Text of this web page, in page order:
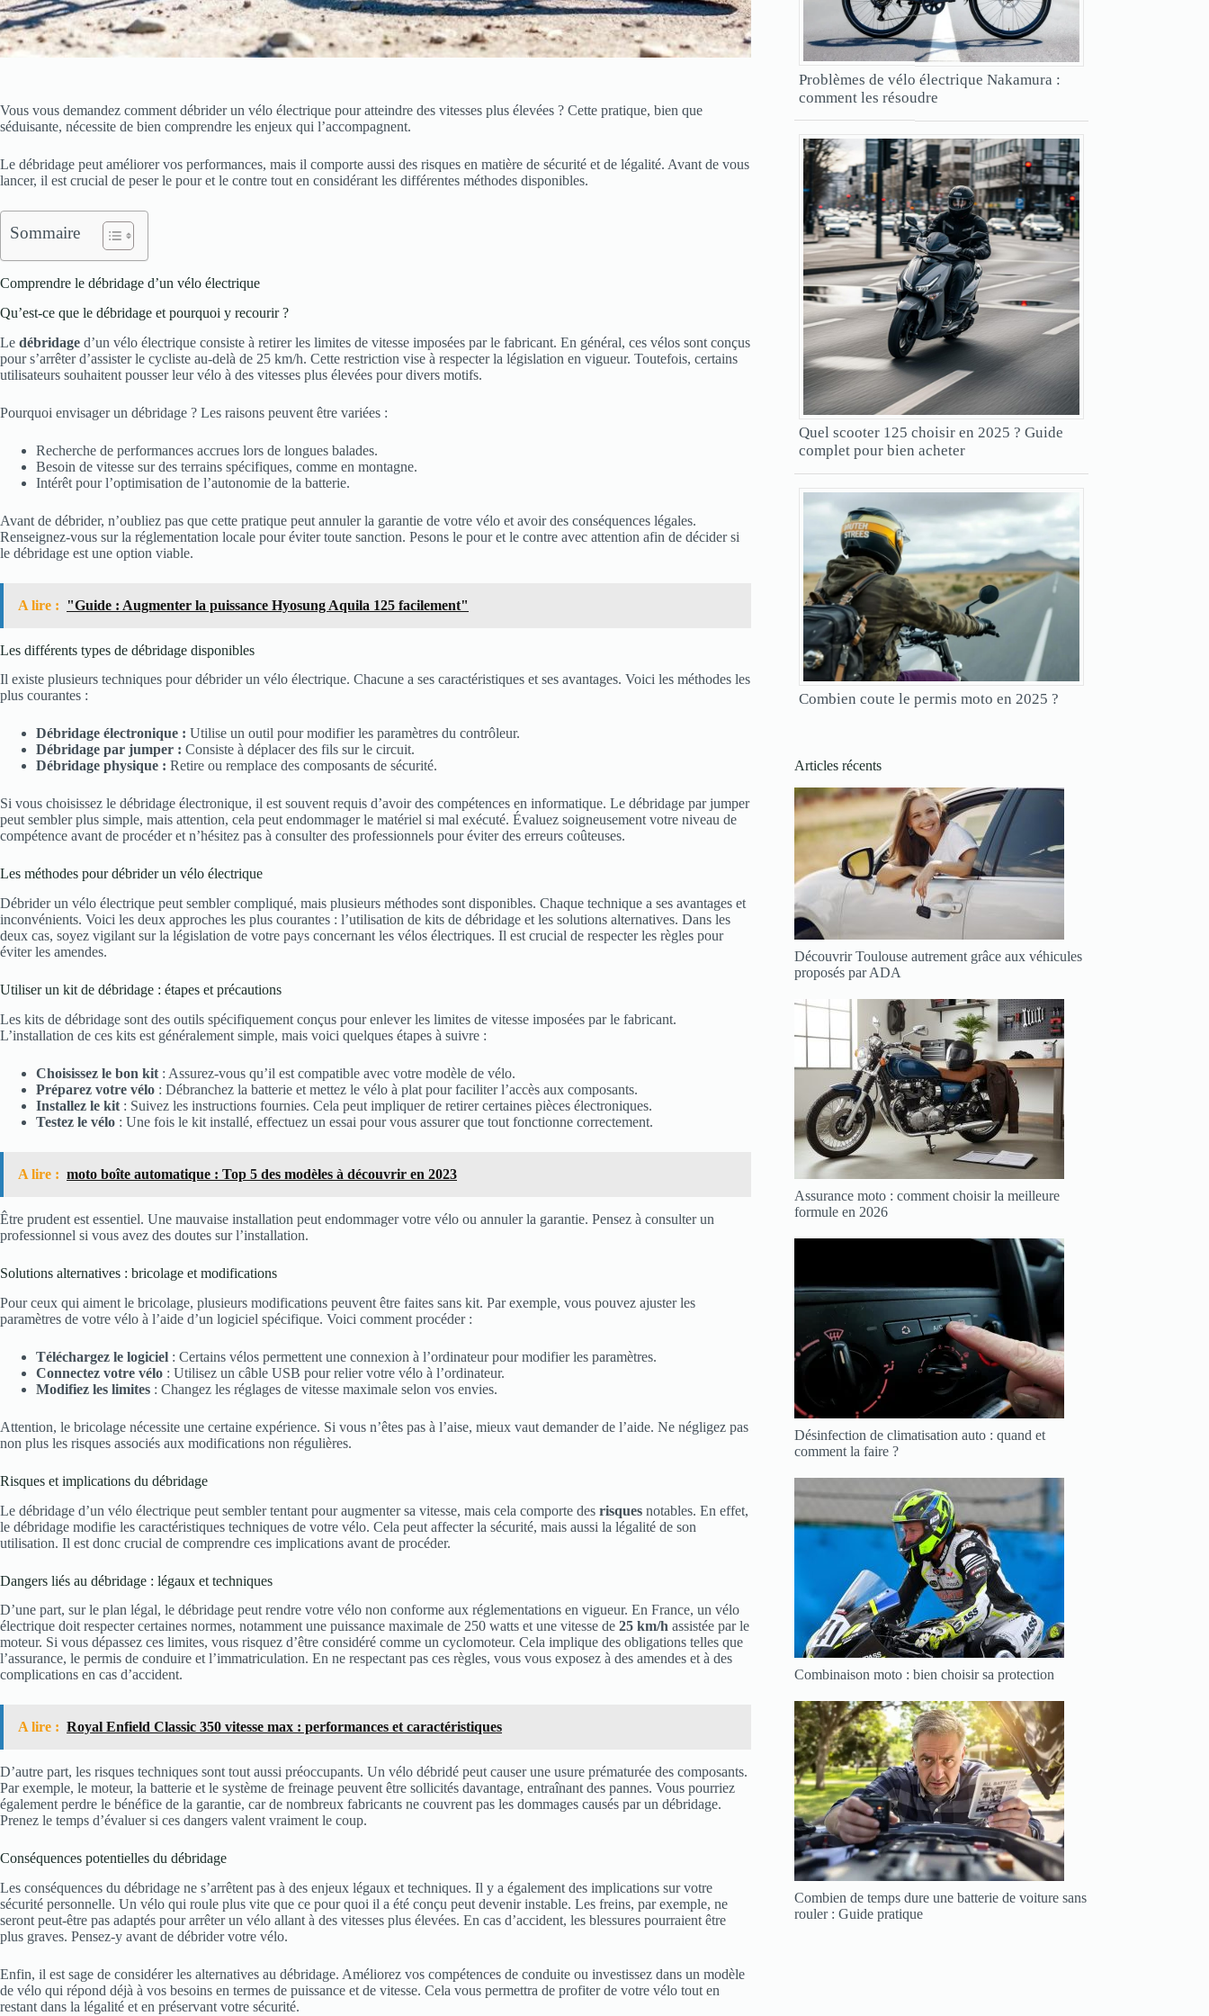
Vous vous demandez comment débrider un vélo électrique pour atteindre des vitesses plus élevées ? Cette pratique, bien que
séduisante, nécessite de bien comprendre les enjeux qui l’accompagnent.
Le débridage peut améliorer vos performances, mais il comporte aussi des risques en matière de sécurité et de légalité. Avant de vous
lancer, il est crucial de peser le pour et le contre tout en considérant les différentes méthodes disponibles.
Sommaire
Comprendre le débridage d’un vélo électrique
Qu’est-ce que le débridage et pourquoi y recourir ?
Le débridage d’un vélo électrique consiste à retirer les limites de vitesse imposées par le fabricant. En général, ces vélos sont conçus
pour s’arrêter d’assister le cycliste au-delà de 25 km/h. Cette restriction vise à respecter la législation en vigueur. Toutefois, certains
utilisateurs souhaitent pousser leur vélo à des vitesses plus élevées pour divers motifs.
Pourquoi envisager un débridage ? Les raisons peuvent être variées :
Recherche de performances accrues lors de longues balades.
Besoin de vitesse sur des terrains spécifiques, comme en montagne.
Intérêt pour l’optimisation de l’autonomie de la batterie.
Avant de débrider, n’oubliez pas que cette pratique peut annuler la garantie de votre vélo et avoir des conséquences légales.
Renseignez-vous sur la réglementation locale pour éviter toute sanction. Pesons le pour et le contre avec attention afin de décider si
le débridage est une option viable.
A lire : "Guide : Augmenter la puissance Hyosung Aquila 125 facilement"
Les différents types de débridage disponibles
Il existe plusieurs techniques pour débrider un vélo électrique. Chacune a ses caractéristiques et ses avantages. Voici les méthodes les
plus courantes :
Débridage électronique : Utilise un outil pour modifier les paramètres du contrôleur.
Débridage par jumper : Consiste à déplacer des fils sur le circuit.
Débridage physique : Retire ou remplace des composants de sécurité.
Si vous choisissez le débridage électronique, il est souvent requis d’avoir des compétences en informatique. Le débridage par jumper
peut sembler plus simple, mais attention, cela peut endommager le matériel si mal exécuté. Évaluez soigneusement votre niveau de
compétence avant de procéder et n’hésitez pas à consulter des professionnels pour éviter des erreurs coûteuses.
Les méthodes pour débrider un vélo électrique
Débrider un vélo électrique peut sembler compliqué, mais plusieurs méthodes sont disponibles. Chaque technique a ses avantages et
inconvénients. Voici les deux approches les plus courantes : l’utilisation de kits de débridage et les solutions alternatives. Dans les
deux cas, soyez vigilant sur la législation de votre pays concernant les vélos électriques. Il est crucial de respecter les règles pour
éviter les amendes.
Utiliser un kit de débridage : étapes et précautions
Les kits de débridage sont des outils spécifiquement conçus pour enlever les limites de vitesse imposées par le fabricant.
L’installation de ces kits est généralement simple, mais voici quelques étapes à suivre :
Choisissez le bon kit : Assurez-vous qu’il est compatible avec votre modèle de vélo.
Préparez votre vélo : Débranchez la batterie et mettez le vélo à plat pour faciliter l’accès aux composants.
Installez le kit : Suivez les instructions fournies. Cela peut impliquer de retirer certaines pièces électroniques.
Testez le vélo : Une fois le kit installé, effectuez un essai pour vous assurer que tout fonctionne correctement.
A lire : moto boîte automatique : Top 5 des modèles à découvrir en 2023
Être prudent est essentiel. Une mauvaise installation peut endommager votre vélo ou annuler la garantie. Pensez à consulter un
professionnel si vous avez des doutes sur l’installation.
Solutions alternatives : bricolage et modifications
Pour ceux qui aiment le bricolage, plusieurs modifications peuvent être faites sans kit. Par exemple, vous pouvez ajuster les
paramètres de votre vélo à l’aide d’un logiciel spécifique. Voici comment procéder :
Téléchargez le logiciel : Certains vélos permettent une connexion à l’ordinateur pour modifier les paramètres.
Connectez votre vélo : Utilisez un câble USB pour relier votre vélo à l’ordinateur.
Modifiez les limites : Changez les réglages de vitesse maximale selon vos envies.
Attention, le bricolage nécessite une certaine expérience. Si vous n’êtes pas à l’aise, mieux vaut demander de l’aide. Ne négligez pas
non plus les risques associés aux modifications non régulières.
Risques et implications du débridage
Le débridage d’un vélo électrique peut sembler tentant pour augmenter sa vitesse, mais cela comporte des risques notables. En effet,
le débridage modifie les caractéristiques techniques de votre vélo. Cela peut affecter la sécurité, mais aussi la légalité de son
utilisation. Il est donc crucial de comprendre ces implications avant de procéder.
Dangers liés au débridage : légaux et techniques
D’une part, sur le plan légal, le débridage peut rendre votre vélo non conforme aux réglementations en vigueur. En France, un vélo
électrique doit respecter certaines normes, notamment une puissance maximale de 250 watts et une vitesse de 25 km/h assistée par le
moteur. Si vous dépassez ces limites, vous risquez d’être considéré comme un cyclomoteur. Cela implique des obligations telles que
l’assurance, le permis de conduire et l’immatriculation. En ne respectant pas ces règles, vous vous exposez à des amendes et à des
complications en cas d’accident.
A lire : Royal Enfield Classic 350 vitesse max : performances et caractéristiques
D’autre part, les risques techniques sont tout aussi préoccupants. Un vélo débridé peut causer une usure prématurée des composants.
Par exemple, le moteur, la batterie et le système de freinage peuvent être sollicités davantage, entraînant des pannes. Vous pourriez
également perdre le bénéfice de la garantie, car de nombreux fabricants ne couvrent pas les dommages causés par un débridage.
Prenez le temps d’évaluer si ces dangers valent vraiment le coup.
Conséquences potentielles du débridage
Les conséquences du débridage ne s’arrêtent pas à des enjeux légaux et techniques. Il y a également des implications sur votre
sécurité personnelle. Un vélo qui roule plus vite que ce pour quoi il a été conçu peut devenir instable. Les freins, par exemple, ne
seront peut-être pas adaptés pour arrêter un vélo allant à des vitesses plus élevées. En cas d’accident, les blessures pourraient être
plus graves. Pensez-y avant de débrider votre vélo.
Enfin, il est sage de considérer les alternatives au débridage. Améliorez vos compétences de conduite ou investissez dans un modèle
de vélo qui répond déjà à vos besoins en termes de puissance et de vitesse. Cela vous permettra de profiter de votre vélo tout en
restant dans la légalité et en préservant votre sécurité.
Problèmes de vélo électrique Nakamura :
comment les résoudre
Quel scooter 125 choisir en 2025 ? Guide
complet pour bien acheter
Combien coute le permis moto en 2025 ?
Articles récents
Découvrir Toulouse autrement grâce aux véhicules
proposés par ADA
Assurance moto : comment choisir la meilleure
formule en 2026
Désinfection de climatisation auto : quand et
comment la faire ?
Combinaison moto : bien choisir sa protection
Combien de temps dure une batterie de voiture sans
rouler : Guide pratique